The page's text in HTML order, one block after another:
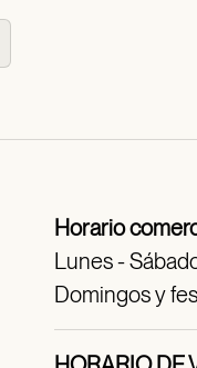
Horario
Lunes -
Domingos y